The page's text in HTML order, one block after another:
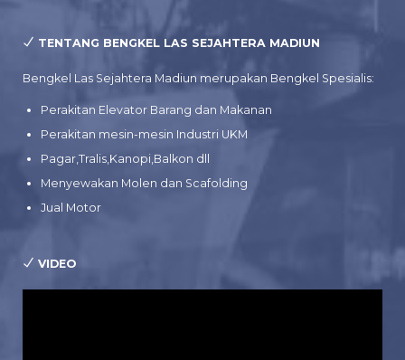
TENTANG BENGKEL LAS SEJAHTERA MADIUN
Bengkel Las Sejahtera Madiun merupakan Bengkel Spesialis:
Perakitan Elevator Barang dan Makanan
Perakitan mesin-mesin Industri UKM
Pagar,Tralis,Kanopi,Balkon dll
Menyewakan Molen dan Scafolding
Jual Motor
VIDEO